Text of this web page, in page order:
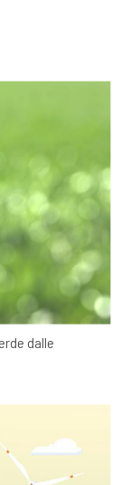
dalle